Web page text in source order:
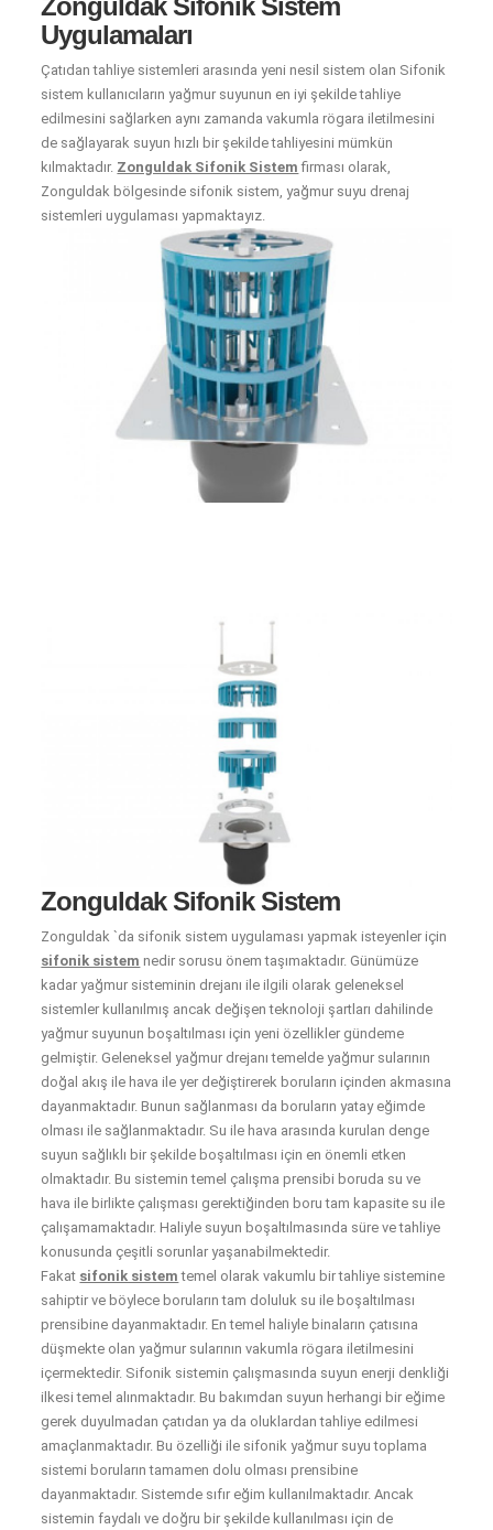
Zonguldak Sifonik Sistem
Uygulamaları
Çatıdan tahliye sistemleri arasında yeni nesil sistem olan Sifonik
sistem kullanıcıların yağmur suyunun en iyi şekilde tahliye
edilmesini sağlarken aynı zamanda vakumla rögara iletilmesini
de sağlayarak suyun hızlı bir şekilde tahliyesini mümkün
kılmaktadır. Zonguldak Sifonik Sistem firması olarak,
Zonguldak bölgesinde sifonik sistem, yağmur suyu drenaj
sistemleri uygulaması yapmaktayız.
Zonguldak Sifonik Sistem
Zonguldak `da sifonik sistem uygulaması yapmak isteyenler için
sifonik sistem nedir sorusu önem taşımaktadır. Günümüze
kadar yağmur sisteminin drejanı ile ilgili olarak geleneksel
sistemler kullanılmış ancak değişen teknoloji şartları dahilinde
yağmur suyunun boşaltılması için yeni özellikler gündeme
gelmiştir. Geleneksel yağmur drejanı temelde yağmur sularının
doğal akış ile hava ile yer değiştirerek boruların içinden akmasına
dayanmaktadır. Bunun sağlanması da boruların yatay eğimde
olması ile sağlanmaktadır. Su ile hava arasında kurulan denge
suyun sağlıklı bir şekilde boşaltılması için en önemli etken
olmaktadır. Bu sistemin temel çalışma prensibi boruda su ve
hava ile birlikte çalışması gerektiğinden boru tam kapasite su ile
çalışamamaktadır. Haliyle suyun boşaltılmasında süre ve tahliye
konusunda çeşitli sorunlar yaşanabilmektedir.
Fakat sifonik sistem temel olarak vakumlu bir tahliye sistemine
sahiptir ve böylece boruların tam doluluk su ile boşaltılması
prensibine dayanmaktadır. En temel haliyle binaların çatısına
düşmekte olan yağmur sularının vakumla rögara iletilmesini
içermektedir. Sifonik sistemin çalışmasında suyun enerji denkliği
ilkesi temel alınmaktadır. Bu bakımdan suyun herhangi bir eğime
gerek duyulmadan çatıdan ya da oluklardan tahliye edilmesi
amaçlanmaktadır. Bu özelliği ile sifonik yağmur suyu toplama
sistemi boruların tamamen dolu olması prensibine
dayanmaktadır. Sistemde sıfır eğim kullanılmaktadır. Ancak
sistemin faydalı ve doğru bir şekilde kullanılması için de